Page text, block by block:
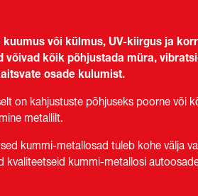
kuumus või külmus, UV-kiirgus ja
võivad kõik põhjustada müra,
osade kulumist.
on kahjustuste põhjuseks poorne või
metallilt.
kummi-metallosad tuleb kohe välja
kvaliteetseid kummi-metallosi